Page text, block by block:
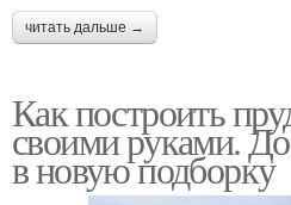
читать дальше →
Как построить
своими руками.
в новую подборку